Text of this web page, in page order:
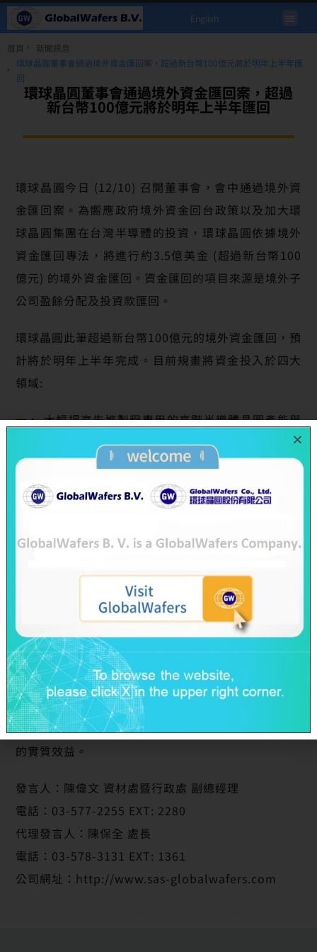
English
首頁
新聞訊息
環球晶圓董事會通過境外資金匯回案，超過新台幣100億元將於明年上半年匯
回
環球晶圓董事會通過境外資金匯回案，超過
新台幣100億元將於明年上半年匯回
環球晶圓今日 (12/10) 召開董事會，會中通過境外資
金匯回案。為嚮應政府境外資金回台政策以及加大環
球晶圓集團在台灣半導體的投資，環球晶圓依據境外
資金匯回專法，將進行約3.5億美金 (超過新台幣100
億元) 的境外資金匯回。資金匯回的項目來源是境外子
公司盈餘分配及投資款匯回。
環球晶圓此筆超過新台幣100億元的境外資金匯回，預
計將於明年上半年完成。目前規畫將資金投入於四大
領域:
一、 大幅提高先進製程專用的高階半導體晶圓產能與
二、 加速開發於5G、電力電子、電動汽車等新科技所
需的SiC晶圓與半絕緣SiC晶圓。
三、 擴大環球晶圓於台灣的晶圓研發中心編制與研發
四、 投入國內綠色能源發展，增加半導體晶圓製程使
用的比重於綠色能源。
環球晶圓已於今年十月榮獲經濟部工業局頒發之綠色
工廠標章認證，此筆匯回的資金將有助於環球晶圓投
入更多的綠色能源製造，善盡企業社會責任並為環境
保護貢獻心力。此外，此筆資金匯回亦將有利於環球
晶圓於半導體晶圓的創新研發技術以及擘劃先進藍海
產品，對於環球晶圓企業發展的大未來將具有前瞻性
的實質效益。
發言人：陳偉文 資材處暨行政處 副總經理
電話：03-577-2255 EXT: 2280
代理發言人：陳保全 處長
電話：03-578-3131 EXT: 1361
公司網址：http://www.sas-globalwafers.com